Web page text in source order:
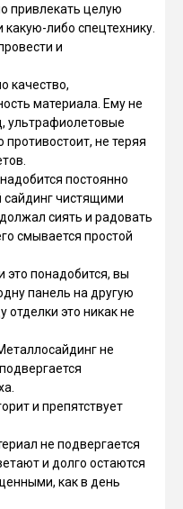
привлекать целую
либо спецтехнику.
и
качество,
материала. Ему не
ультрафиолетовые
противостоит, не теряя
постоянно
сайдинг чистящими
сиять и радовать
смывается простой
это понадобится, вы
панель на другую
это никак не
не
и препятствует
не подвергается
и долго остаются
как в день